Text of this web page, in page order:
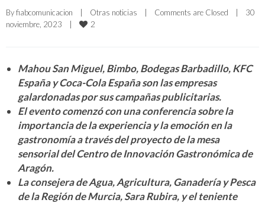
By fiabcomunicacion | Otras noticias | Comments are Closed |
30
noviembre, 2023
| 2
Mahou San Miguel, Bimbo, Bodegas Barbadillo, KFC
España y Coca-Cola España son las empresas
galardonadas por sus campañas publicitarias.
El evento comenzó con una conferencia sobre la
importancia de la experiencia y la emoción en la
gastronomía a través del proyecto de la mesa
sensorial del Centro de Innovación Gastronómica de
Aragón.
La consejera de Agua, Agricultura, Ganadería y Pesca
de la Región de Murcia, Sara Rubira, y el teniente